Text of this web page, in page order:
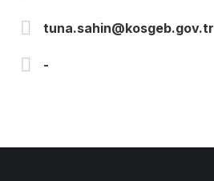
tuna.sahin@kosgeb.gov.tr
-